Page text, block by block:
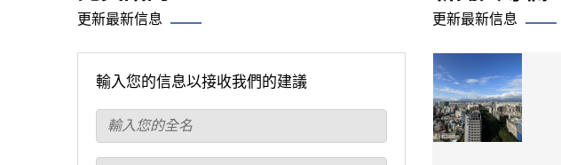
更新最新信息
輸入您的信息以接收我們的建議
更新最新信息